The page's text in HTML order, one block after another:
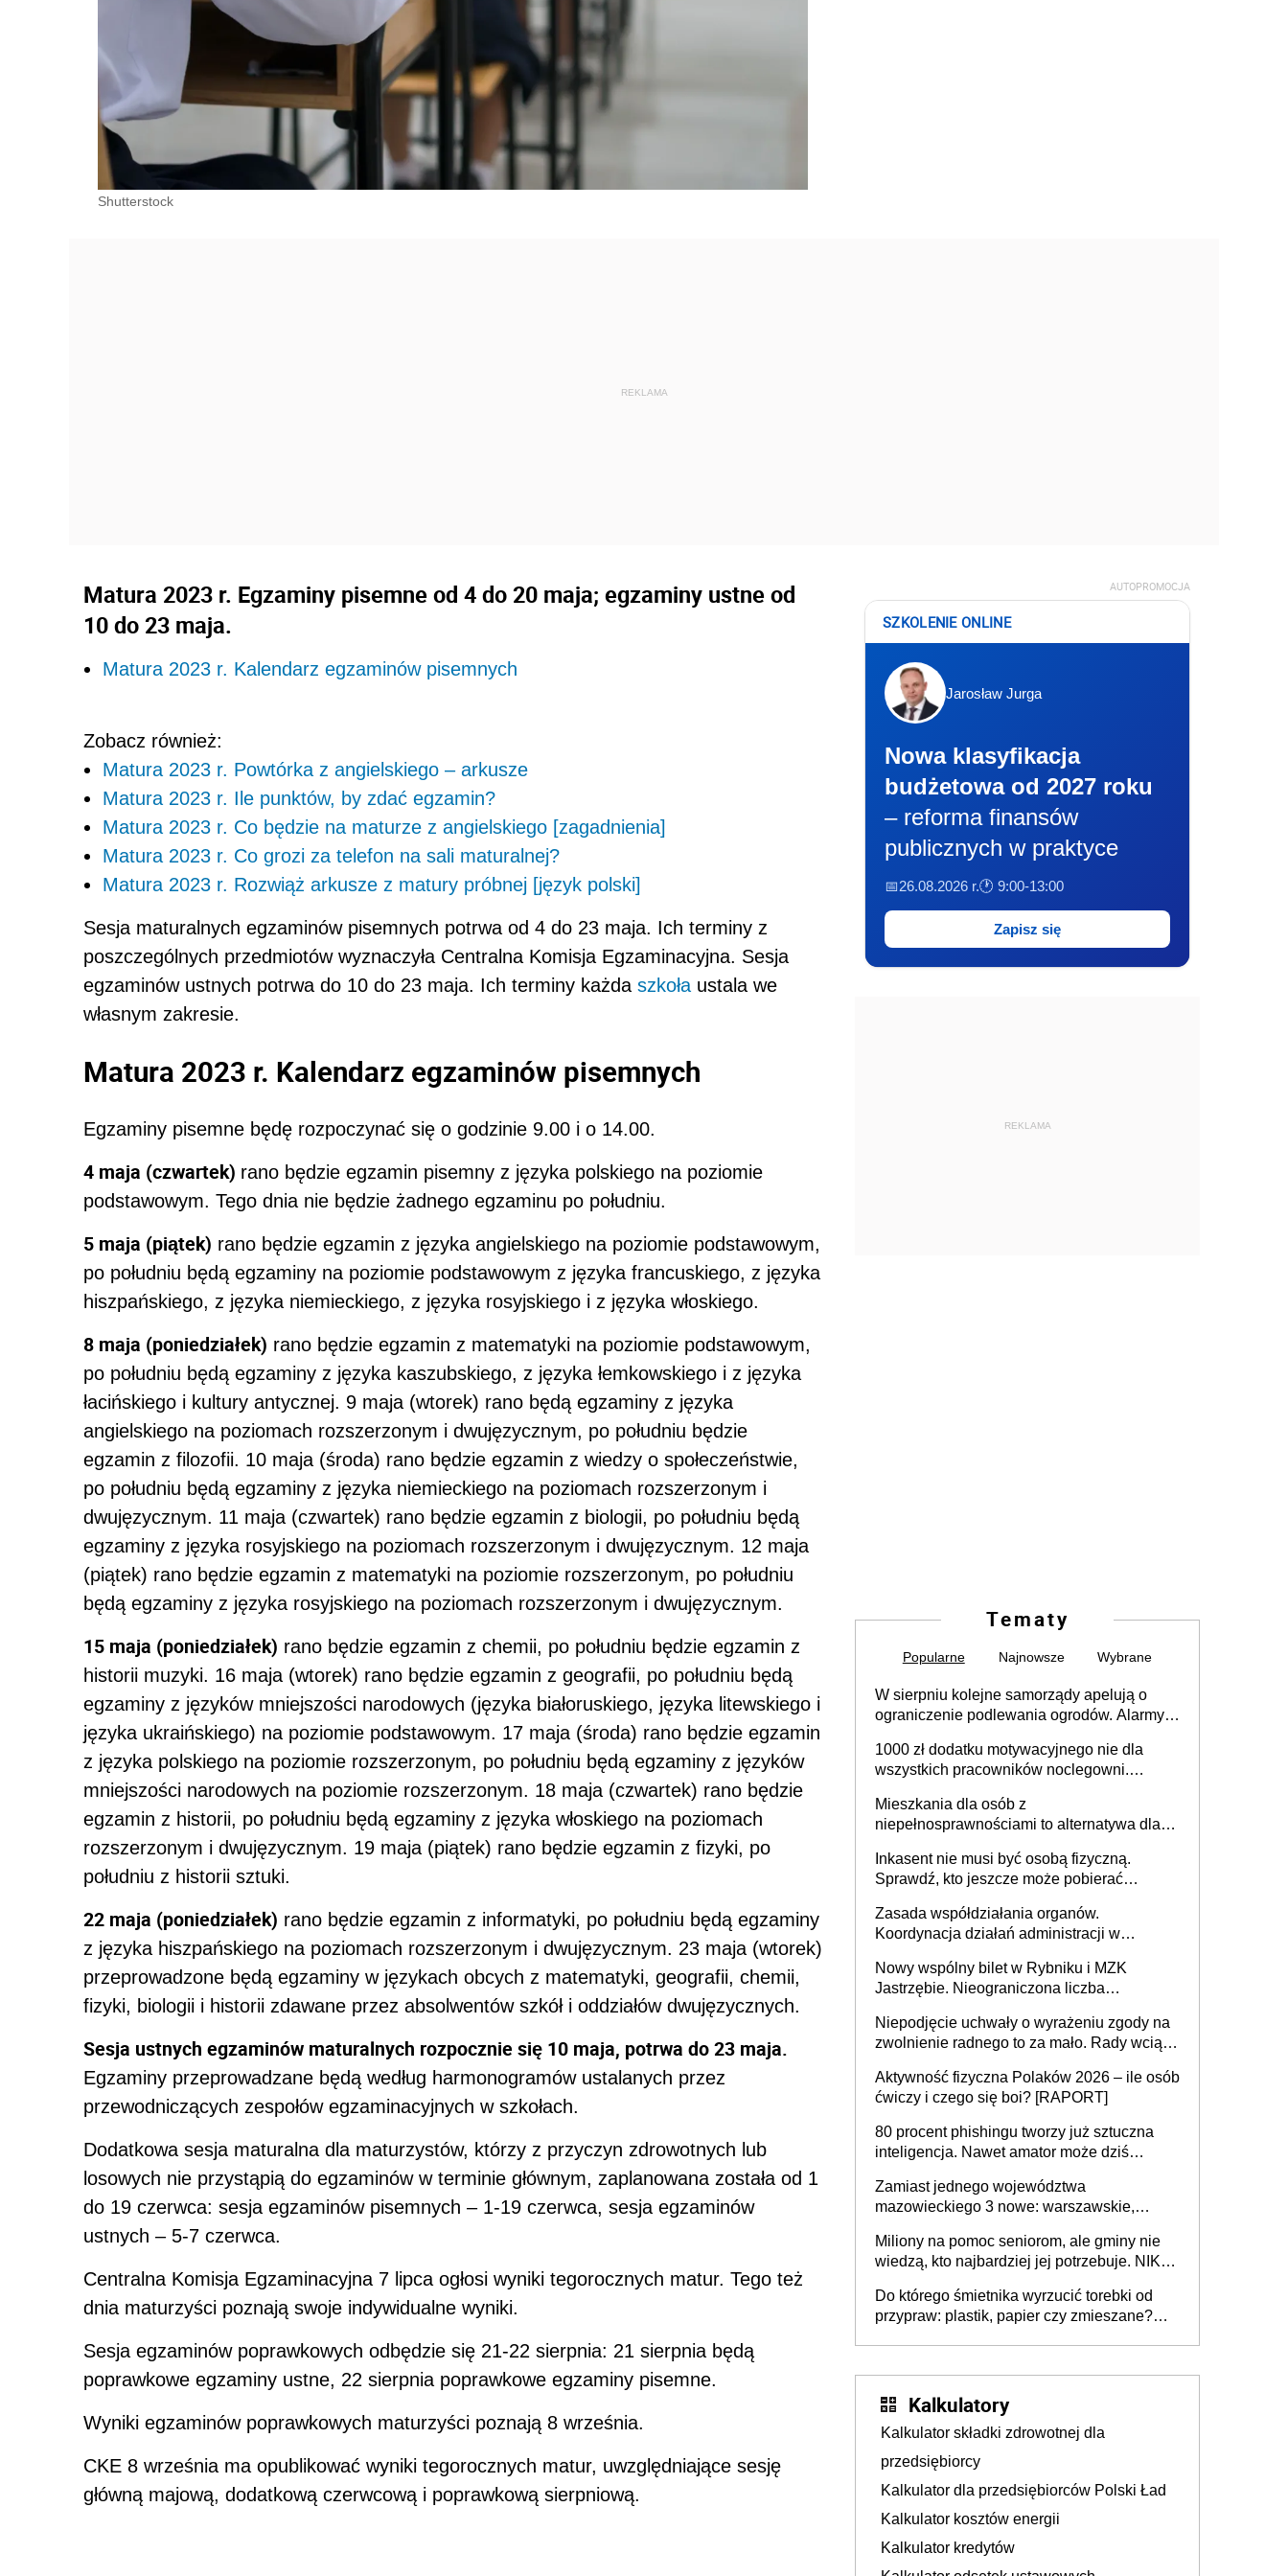
Shutterstock
Matura 2023 r. Egzaminy pisemne od 4 do 20 maja; egzaminy ustne od
10 do 23 maja.
Matura 2023 r. Kalendarz egzaminów pisemnych
Zobacz również:
Matura 2023 r. Powtórka z angielskiego – arkusze
Matura 2023 r. Ile punktów, by zdać egzamin?
Matura 2023 r. Co będzie na maturze z angielskiego [zagadnienia]
Matura 2023 r. Co grozi za telefon na sali maturalnej?
Matura 2023 r. Rozwiąż arkusze z matury próbnej [język polski]
Sesja matura lnych egzaminów pisemnych potrwa od 4 do 23 maja. Ich terminy z
poszczególnych przedmiotów wyznaczyła Centralna Komisja Egzaminacyjna. Sesja
egzaminów ustnych potrwa do 10 do 23 maja. Ich terminy każda szkoła ustala we
własnym zakresie.
Matura 2023 r. Kalendarz egzaminów pisemnych
Egzaminy pisemne będę rozpoczynać się o godzinie 9.00 i o 14.00.
4 maja (czwartek) rano będzie egzamin pisemny z języka polskiego na poziomie
podstawowym. Tego dnia nie będzie żadnego egzaminu po południu.
5 maja (piątek) rano będzie egzamin z języka angielskiego na poziomie podstawowym,
po południu będą egzaminy na poziomie podstawowym z języka francuskiego, z języka
hiszpańskiego, z języka niemieckiego, z języka rosyjskiego i z języka włoskiego.
8 maja (poniedziałek) rano będzie egzamin z matematyki na poziomie podstawowym,
po południu będą egzaminy z języka kaszubskiego, z języka łemkowskiego i z języka
łacińskiego i kultury antycznej. 9 maja (wtorek) rano będą egzaminy z języka
angielskiego na poziomach rozszerzonym i dwujęzycznym, po południu będzie
egzamin z filozofii. 10 maja (środa) rano będzie egzamin z wiedzy o społeczeństwie,
po południu będą egzaminy z języka niemieckiego na poziomach rozszerzonym i
dwujęzycznym. 11 maja (czwartek) rano będzie egzamin z biologii, po południu będą
egzaminy z języka rosyjskiego na poziomach rozszerzonym i dwujęzycznym. 12 maja
(piątek) rano będzie egzamin z matematyki na poziomie rozszerzonym, po południu
będą egzaminy z języka rosyjskiego na poziomach rozszerzonym i dwujęzycznym.
15 maja (poniedziałek) rano będzie egzamin z chemii, po południu będzie egzamin z
historii muzyki. 16 maja (wtorek) rano będzie egzamin z geografii, po południu będą
egzaminy z języków mniejszości narodowych (języka białoruskiego, języka litewskiego i
języka ukraińskiego) na poziomie podstawowym. 17 maja (środa) rano będzie egzamin
z języka polskiego na poziomie rozszerzonym, po południu będą egzaminy z języków
mniejszości narodowych na poziomie rozszerzonym. 18 maja (czwartek) rano będzie
egzamin z historii, po południu będą egzaminy z języka włoskiego na poziomach
rozszerzonym i dwujęzycznym. 19 maja (piątek) rano będzie egzamin z fizyki, po
południu z historii sztuki.
22 maja (poniedziałek) rano będzie egzamin z informatyki, po południu będą egzaminy
z języka hiszpańskiego na poziomach rozszerzonym i dwujęzycznym. 23 maja (wtorek)
przeprowadzone będą egzaminy w językach obcych z matematyki, geografii, chemii,
fizyki, biologii i historii zdawane przez absolwentów szkół i oddziałów dwujęzycznych.
Sesja ustnych egzaminów maturalnych rozpocznie się 10 maja, potrwa do 23 maja.
Egzaminy przeprowadzane będą według harmonogramów ustalanych przez
przewodniczących zespołów egzaminacyjnych w szkołach.
Dodatkowa sesja matura lna dla maturzystów, którzy z przyczyn zdrowotnych lub
losowych nie przystąpią do egzaminów w terminie głównym, zaplanowana została od 1
do 19 czerwca: sesja egzaminów pisemnych – 1-19 czerwca, sesja egzaminów
ustnych – 5-7 czerwca.
Centralna Komisja Egzaminacyjna 7 lipca ogłosi wyniki tegorocznych matur. Tego też
dnia maturzyści poznają swoje indywidualne wyniki.
Sesja egzaminów poprawkowych odbędzie się 21-22 sierpnia: 21 sierpnia będą
poprawkowe egzaminy ustne, 22 sierpnia poprawkowe egzaminy pisemne.
Wyniki egzaminów poprawkowych maturzyści poznają 8 września.
CKE 8 września ma opublikować wyniki tegorocznych matur, uwzględniające sesję
główną majową, dodatkową czerwcową i poprawkową sierpniową.
AUTOPROMOCJA
SZKOLENIE ONLINE
Jarosław Jurga
Nowa klasyfikacja
budżetowa od 2027 roku
– reforma finansów
publicznych w praktyce
📅26.08.2026 r.🕐 9:00-13:00
Zapisz się
REKLAMA
Tematy
Popularne Najnowsze Wybrane
W sierpniu kolejne samorządy apelują o
ograniczenie podlewania ogrodów. Alarmy w
może objąć cały kraj
1000 zł dodatku motywacyjnego nie dla
wszystkich pracowników noclegowni.
Mieszkania dla osób z
niepełnosprawnościami to alternatywa dla
samodzielnie lub z rodziną
Inkasent nie musi być osobą fizyczną.
Sprawdź, kto jeszcze może pobierać
Zasada współdziałania organów.
Koordynacja działań administracji w
Nowy wspólny bilet w Rybniku i MZK
Jastrzębie. Nieograniczona liczba
Niepodjęcie uchwały o wyrażeniu zgody na
zwolnienie radnego to za mało. Rady wciąż
rozstrzygać sprawy
Aktywność fizyczna Polaków 2026 – ile osób
ćwiczy i czego się boi? [RAPORT]
80 procent phishingu tworzy już sztuczna
inteligencja. Nawet amator może dziś
Zamiast jednego województwa
mazowieckiego 3 nowe: warszawskie,
Europie nie ma tak dużych jednostek
stołecznych
Miliony na pomoc seniorom, ale gminy nie
wiedzą, kto najbardziej jej potrzebuje. NIK
Do którego śmietnika wyrzucić torebki od
przypraw: plastik, papier czy zmieszane?
Kalkulatory
Kalkulator składki zdrowotnej dla
przedsiębiorcy
Kalkulator dla przedsiębiorców Polski Ład
Kalkulator kosztów energii
Kalkulator kredytów